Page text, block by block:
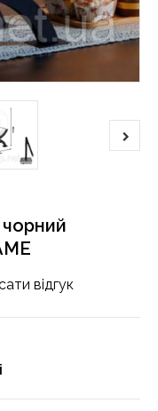
відгук